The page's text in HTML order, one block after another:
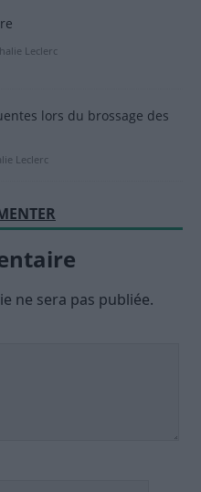
Leclerc
lors du brossage des
Leclerc
ne sera pas publiée.